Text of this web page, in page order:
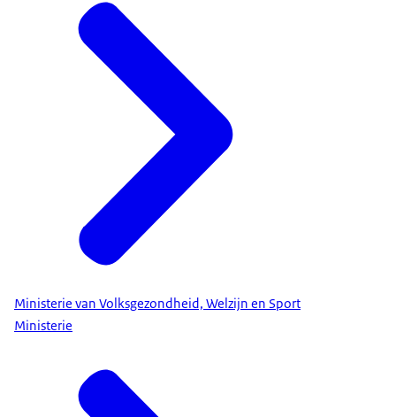
Ministerie van Volksgezondheid, Welzijn en Sport
Ministerie